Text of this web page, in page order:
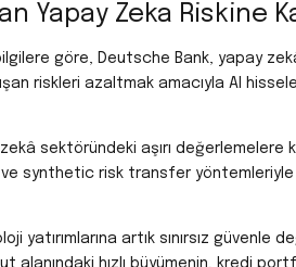
Yapay Zeka Riskine
bilgilere göre, Deutsche Bank, yapay
riskleri azaltmak amacıyla AI
sektöründeki aşırı değerlemelere
synthetic risk transfer
yatırımlarına artık sınırsız güvenle
alanındaki hızlı büyümenin, kredi